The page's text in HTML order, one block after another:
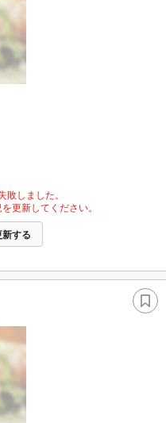
しました。
更新してください。
する